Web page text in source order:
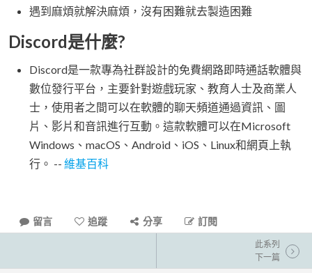
遇到麻煩就解決麻煩，沒有困難就去製造困難
Discord是什麼?
Discord是一款專為社群設計的免費網路即時通話軟體與
數位發行平台，主要針對遊戲玩家、教育人士及商業人
士，使用者之間可以在軟體的聊天頻道通過資訊、圖
片、影片和音訊進行互動。這款軟體可以在Microsoft
Windows、macOS、Android、iOS、Linux和網頁上執
行。 -- 維基百科
留言 追蹤 分享 訂閱
此系列
下一篇